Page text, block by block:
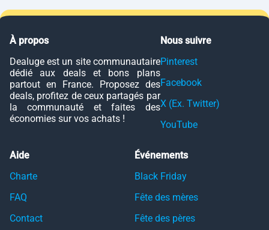
À propos
Dealuge est un site communautaire
dédié aux deals et bons plans
partout en France. Proposez des
deals, profitez de ceux partagés par
la communauté et faites des
économies sur vos achats !
Nous suivre
Pinterest
Facebook
X (Ex. Twitter)
YouTube
Aide
Charte
FAQ
Contact
Événements
Black Friday
Fête des mères
Fête des pères